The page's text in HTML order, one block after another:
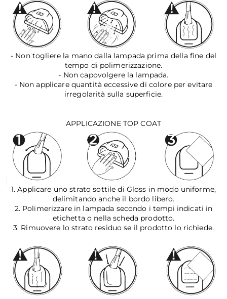
- Non togliere la mano dalla lampada prima della fine del
tempo di polimerizzazione.
- Non capovolgere la lampada.
- Non applicare quantità eccessive di colore per evitare
irregolarità sulla superficie.
APPLICAZIONE TOP COAT
1. Applicare uno strato sottile di Gloss in modo uniforme,
delimitando anche il bordo libero.
2. Polimerizzare in lampada secondo i tempi indicati in
etichetta o nella scheda prodotto.
3. Rimuovere lo strato residuo se il prodotto lo richiede.